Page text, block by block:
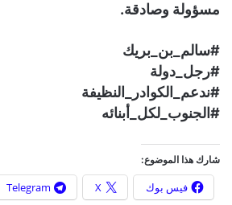
مسؤولة وصادقة.
#سالم_بن_بريك
#رجل_دولة
#ندعم_الكوادر_النظيفة
#الجنوب_لكل_أبنائه
شارك هذا الموضوع:
فيس بوك X
Telegram